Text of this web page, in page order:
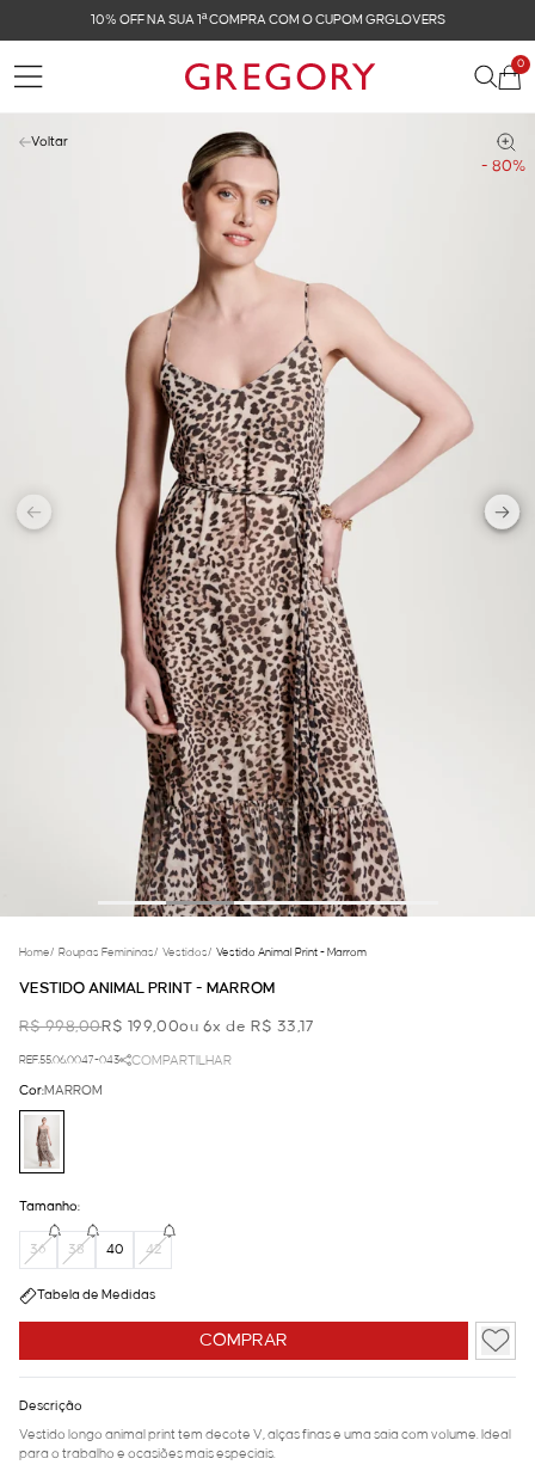
10% OFF NA SUA 1ª COMPRA COM O CUPOM GRGLOVERS
0
- 80%
Voltar
Home/ Roupas Femininas/ Vestidos/ Vestido Animal Print - Marrom
VESTIDO ANIMAL PRINT - MARROM
R$ 998,00R$ 199,00ou 6x de R$ 33,17
REF.55.06.0047-043 COMPARTILHAR
COMPRAR
Cor:MARROM
Tamanho:
36 38 40 42
Tabela de Medidas
Descrição
Vestido longo animal print tem decote V, alças finas e uma saia com volume. Ideal
para o trabalho e ocasiões mais especiais.